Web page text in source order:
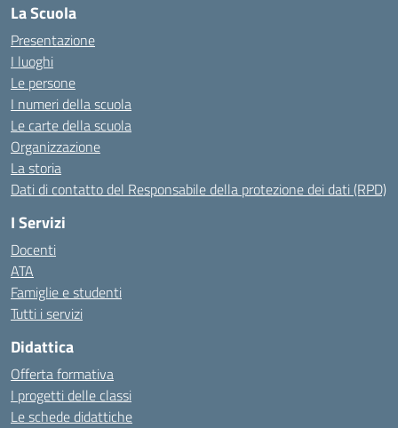
La Scuola
Presentazione
I luoghi
Le persone
I numeri della scuola
Le carte della scuola
Organizzazione
La storia
Dati di contatto del Responsabile della protezione dei dati (RPD)
I Servizi
Docenti
ATA
Famiglie e studenti
Tutti i servizi
Didattica
Offerta formativa
I progetti delle classi
Le schede didattiche